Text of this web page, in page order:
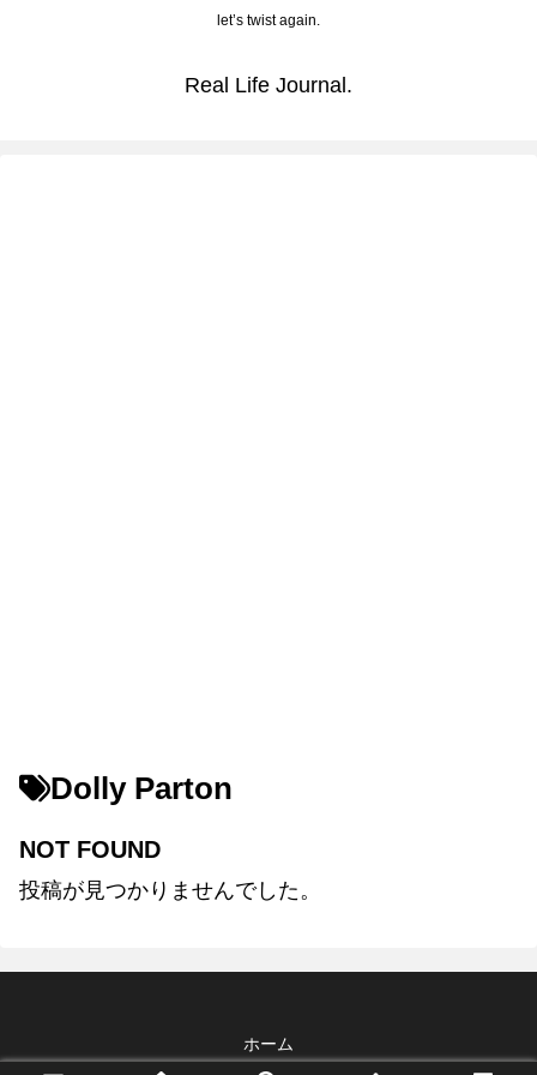
let’s twist again.
Real Life Journal.
Dolly Parton
NOT FOUND
投稿が見つかりませんでした。
ホーム